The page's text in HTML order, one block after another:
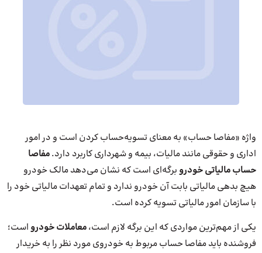
واژه «مفاصا حساب» به معنای تسویه‌حساب کردن است و در امور
اداری و حقوقی مانند مالیات، بیمه و شهرداری کاربرد دارد.مفاصا
حساب مالیاتی خودروبرگه‌ای است که نشان می‌دهد مالک خودرو
هیچ بدهی مالیاتی بابت آن خودرو ندارد و تمام تعهدات مالیاتی خود را
با سازمان امور مالیاتی تسویه کرده است.
یکی از مهم‌ترین مواردی که این برگه لازم است،معاملات خودرواست؛
فروشنده باید مفاصا حساب مربوط به خودروی مورد نظر را به خریدار